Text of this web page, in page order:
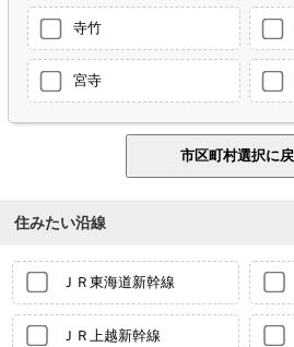
寺竹
宮寺
住みたい沿線
ＪＲ東海道新幹線
ＪＲ上越新幹線